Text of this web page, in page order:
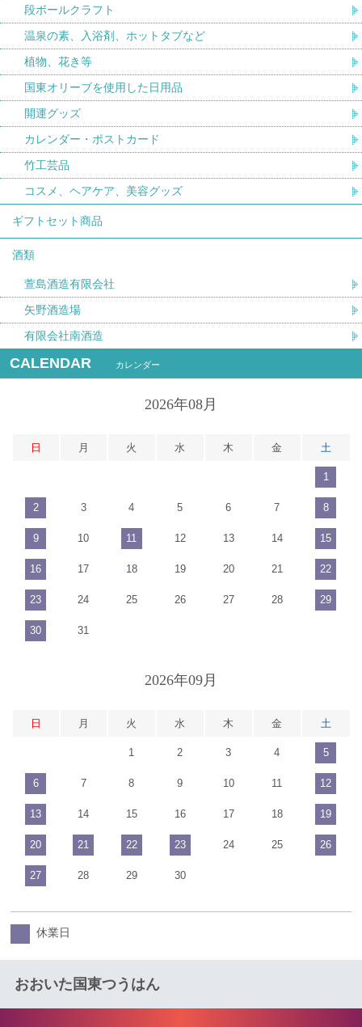
段ボールクラフト
温泉の素、入浴剤、ホットタブなど
植物、花き等
国東オリーブを使用した日用品
開運グッズ
カレンダー・ポストカード
竹工芸品
コスメ、ヘアケア、美容グッズ
ギフトセット商品
酒類
萱島酒造有限会社
矢野酒造場
有限会社南酒造
CALENDAR カレンダー
2026年08月
日 月 火 水 木 金 土
1
2 3 4 5 6 7 8
9 10 11 12 13 14 15
16 17 18 19 20 21 22
23 24 25 26 27 28 29
30 31
2026年09月
日 月 火 水 木 金 土
1 2 3 4 5
6 7 8 9 10 11 12
13 14 15 16 17 18 19
20 21 22 23 24 25 26
27 28 29 30
休業日
おおいた国東つうはん